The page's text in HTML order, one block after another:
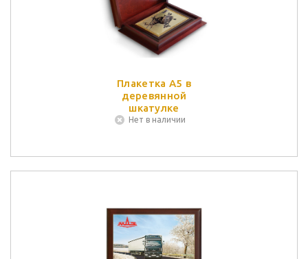
Плакетка А5 в
деревянной
шкатулке
Нет в наличии